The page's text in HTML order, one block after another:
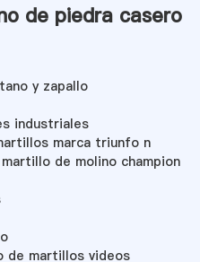
de piedra casero
y zapallo
industriales
marca triunfo n
de molino champion
de martillos videos